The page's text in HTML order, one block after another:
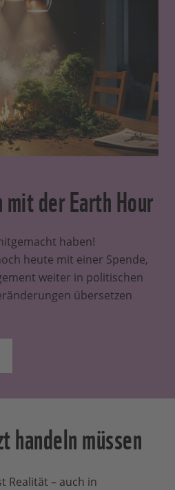
der Earth Hour
haben!
heute mit einer Spende,
weiter in politischen
übersetzen
müssen
Realität – auch in